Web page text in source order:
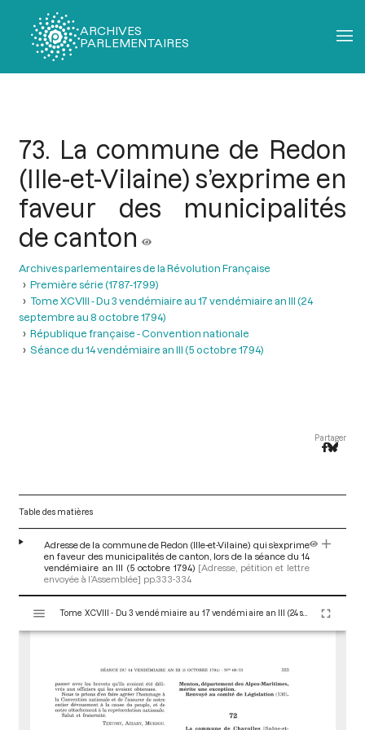
ARCHIVES
PARLEMENTAIRES
73. La commune de Redon
(Ille-et-Vilaine) s’exprime en
faveur des municipalités
de canton
Archives parlementaires de la Révolution Française
Première série (1787-1799)
Tome XCVIII - Du 3 vendémiaire au 17 vendémiaire an III (24
septembre au 8 octobre 1794)
République française - Convention nationale
Séance du 14 vendémiaire an III (5 octobre 1794)
Partager
Table des matières
Adresse de la commune de Redon (Ille-et-Vilaine) qui s’exprime
en faveur des municipalités de canton, lors de la séance du 14
vendémiaire an III (5 octobre 1794) [Adresse, pétition et lettre
envoyée à l’Assemblée] pp.333-334
s